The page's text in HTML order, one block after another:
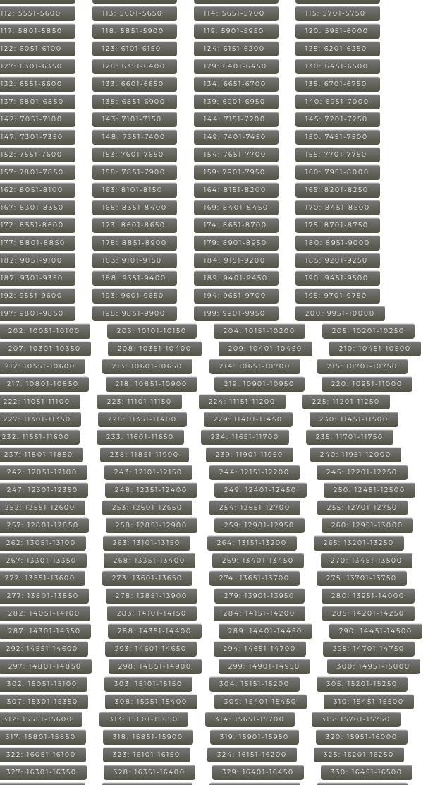
112: 5551-5600 113: 5601-5650 114: 5651-5700 115: 5701-5750
117: 5801-5850 118: 5851-5900 119: 5901-5950 120: 5951-6000
122: 6051-6100 123: 6101-6150 124: 6151-6200 125: 6201-6250
127: 6301-6350 128: 6351-6400 129: 6401-6450 130: 6451-6500
132: 6551-6600 133: 6601-6650 134: 6651-6700 135: 6701-6750
137: 6801-6850 138: 6851-6900 139: 6901-6950 140: 6951-7000
142: 7051-7100 143: 7101-7150 144: 7151-7200 145: 7201-7250
147: 7301-7350 148: 7351-7400 149: 7401-7450 150: 7451-7500
152: 7551-7600 153: 7601-7650 154: 7651-7700 155: 7701-7750
157: 7801-7850 158: 7851-7900 159: 7901-7950 160: 7951-8000
162: 8051-8100 163: 8101-8150 164: 8151-8200 165: 8201-8250
167: 8301-8350 168: 8351-8400 169: 8401-8450 170: 8451-8500
172: 8551-8600 173: 8601-8650 174: 8651-8700 175: 8701-8750
177: 8801-8850 178: 8851-8900 179: 8901-8950 180: 8951-9000
182: 9051-9100 183: 9101-9150 184: 9151-9200 185: 9201-9250
187: 9301-9350 188: 9351-9400 189: 9401-9450 190: 9451-9500
192: 9551-9600 193: 9601-9650 194: 9651-9700 195: 9701-9750
197: 9801-9850 198: 9851-9900 199: 9901-9950 200: 9951-10000
202: 10051-10100 203: 10101-10150 204: 10151-10200 205: 10201-10250
207: 10301-10350 208: 10351-10400 209: 10401-10450 210: 10451-10500
212: 10551-10600 213: 10601-10650 214: 10651-10700 215: 10701-10750
217: 10801-10850 218: 10851-10900 219: 10901-10950 220: 10951-11000
222: 11051-11100 223: 11101-11150 224: 11151-11200 225: 11201-11250
227: 11301-11350 228: 11351-11400 229: 11401-11450 230: 11451-11500
232: 11551-11600 233: 11601-11650 234: 11651-11700 235: 11701-11750
237: 11801-11850 238: 11851-11900 239: 11901-11950 240: 11951-12000
242: 12051-12100 243: 12101-12150 244: 12151-12200 245: 12201-12250
247: 12301-12350 248: 12351-12400 249: 12401-12450 250: 12451-12500
252: 12551-12600 253: 12601-12650 254: 12651-12700 255: 12701-12750
257: 12801-12850 258: 12851-12900 259: 12901-12950 260: 12951-13000
262: 13051-13100 263: 13101-13150 264: 13151-13200 265: 13201-13250
267: 13301-13350 268: 13351-13400 269: 13401-13450 270: 13451-13500
272: 13551-13600 273: 13601-13650 274: 13651-13700 275: 13701-13750
277: 13801-13850 278: 13851-13900 279: 13901-13950 280: 13951-14000
282: 14051-14100 283: 14101-14150 284: 14151-14200 285: 14201-14250
287: 14301-14350 288: 14351-14400 289: 14401-14450 290: 14451-14500
292: 14551-14600 293: 14601-14650 294: 14651-14700 295: 14701-14750
297: 14801-14850 298: 14851-14900 299: 14901-14950 300: 14951-15000
302: 15051-15100 303: 15101-15150 304: 15151-15200 305: 15201-15250
307: 15301-15350 308: 15351-15400 309: 15401-15450 310: 15451-15500
312: 15551-15600 313: 15601-15650 314: 15651-15700 315: 15701-15750
317: 15801-15850 318: 15851-15900 319: 15901-15950 320: 15951-16000
322: 16051-16100 323: 16101-16150 324: 16151-16200 325: 16201-16250
327: 16301-16350 328: 16351-16400 329: 16401-16450 330: 16451-16500